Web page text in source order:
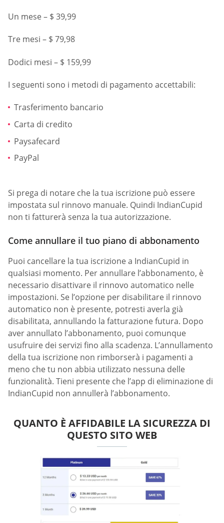
Un mese – $ 39,99
Tre mesi – $ 79,98
Dodici mesi – $ 159,99
I seguenti sono i metodi di pagamento accettabili:
Trasferimento bancario
Carta di credito
Paysafecard
PayPal
Si prega di notare che la tua iscrizione può essere
impostata sul rinnovo manuale. Quindi IndianCupid
non ti fatturerà senza la tua autorizzazione.
Come annullare il tuo piano di abbonamento
Puoi cancellare la tua iscrizione a IndianCupid in
qualsiasi momento. Per annullare l’abbonamento, è
necessario disattivare il rinnovo automatico nelle
impostazioni. Se l’opzione per disabilitare il rinnovo
automatico non è presente, potresti averla già
disabilitata, annullando la fatturazione futura. Dopo
aver annullato l’abbonamento, puoi comunque
usufruire dei servizi fino alla scadenza. L’annullamento
della tua iscrizione non rimborserà i pagamenti a
meno che tu non abbia utilizzato nessuna delle
funzionalità. Tieni presente che l’app di eliminazione di
IndianCupid non annullerà l’abbonamento.
QUANTO È AFFIDABILE LA SICUREZZA DI
QUESTO SITO WEB